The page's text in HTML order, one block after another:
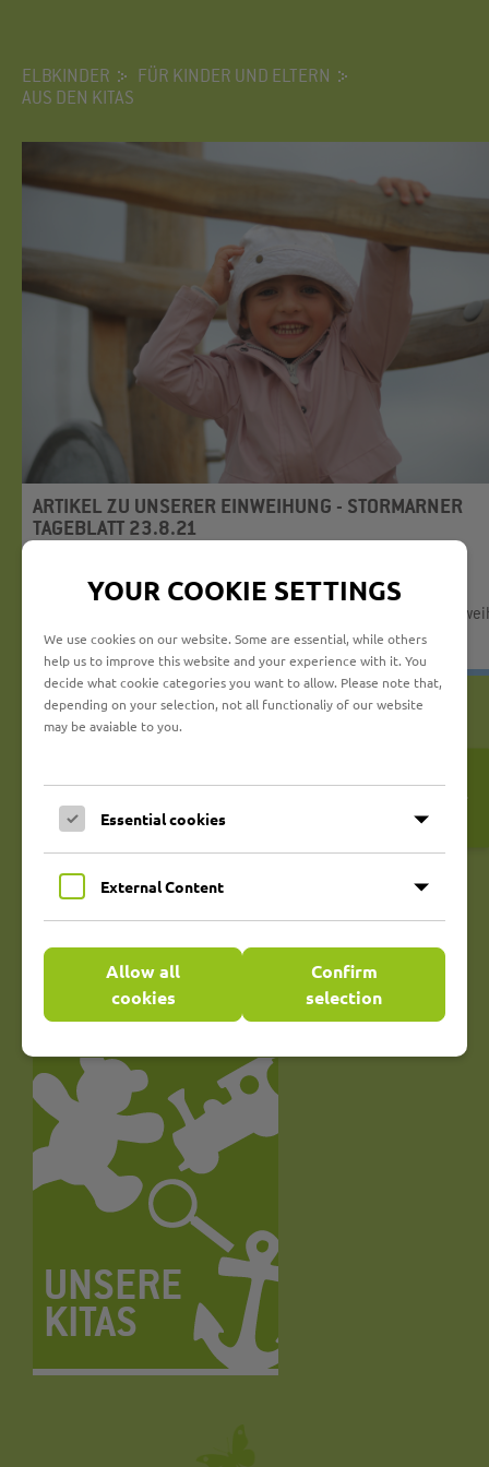
ELBKINDER
FÜR KINDER UND ELTERN
AUS DEN KITAS
ARTIKEL ZU UNSERER EINWEIHUNG - STORMARNER
TAGEBLATT 23.8.21
Und auch das Stormarner Tageblatt berichtete über unsere
im August.Lesen Sie hier den Artikel vom 23.08.21
ZURÜCK
18.04.2026
mehr...
22.08.2025
mehr...
News aus allen Kitas
UNSERE
KITAS
YOUR COOKIE SETTINGS
We use cookies on our website. Some are essential, while others
help us to improve this website and your experience with it. You
decide what cookie categories you want to allow. Please note that,
depending on your selection, not all functionaliy of our website
may be avaiable to you.
Essential cookies
External Content
Allow all
cookies
Confirm
selection
Cookie-
Banner